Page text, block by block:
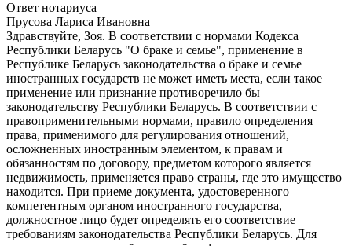
Ответ нотариуса
Прусова Лариса Ивановна
Здравствуйте, Зоя. В соответствии с нормами Кодекса
Республики Беларусь "О браке и семье", применение в
Республике Беларусь законодательства о браке и семье
иностранных государств не может иметь места, если такое
применение или признание противоречило бы
законодательству Республики Беларусь. В соответствии с
правоприменительными нормами, правило определения
права, применимого для регулирования отношений,
осложненных иностранным элементом, к правам и
обязанностям по договору, предметом которого является
недвижимость, применяется право страны, где это имущество
находится. При приеме документа, удостоверенного
компетентным органом иностранного государства,
должностное лицо будет определять его соответствие
требованиям законодательства Республики Беларусь. Для